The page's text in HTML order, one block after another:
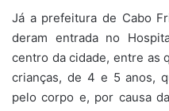
Já a prefeitura de Cabo
deram entrada no
centro da cidade, entre as
crianças, de 4 e 5 anos,
pelo corpo e, por causa